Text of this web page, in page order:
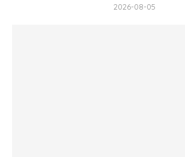
2026-08-05